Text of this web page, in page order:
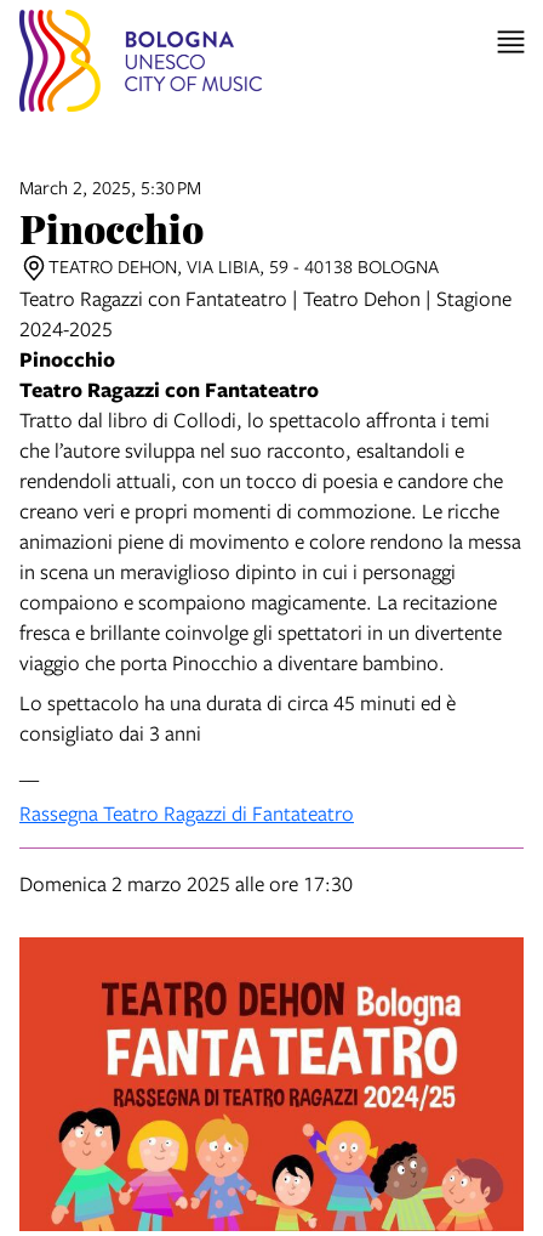
March 2, 2025, 5:30 PM
Pinocchio
TEATRO DEHON, VIA LIBIA, 59 - 40138 BOLOGNA
Teatro Ragazzi con Fantateatro | Teatro Dehon | Stagione
2024-2025
Pinocchio
Teatro Ragazzi con Fantateatro
Tratto dal libro di Collodi, lo spettacolo affronta i temi
che l’autore sviluppa nel suo racconto, esaltandoli e
rendendoli attuali, con un tocco di poesia e candore che
creano veri e propri momenti di commozione. Le ricche
animazioni piene di movimento e colore rendono la messa
in scena un meraviglioso dipinto in cui i personaggi
compaiono e scompaiono magicamente. La recitazione
fresca e brillante coinvolge gli spettatori in un divertente
viaggio che porta Pinocchio a diventare bambino.
Lo spettacolo ha una durata di circa 45 minuti ed è
consigliato dai 3 anni
Rassegna Teatro Ragazzi di Fantateatro
Domenica 2 marzo 2025 alle ore 17:30